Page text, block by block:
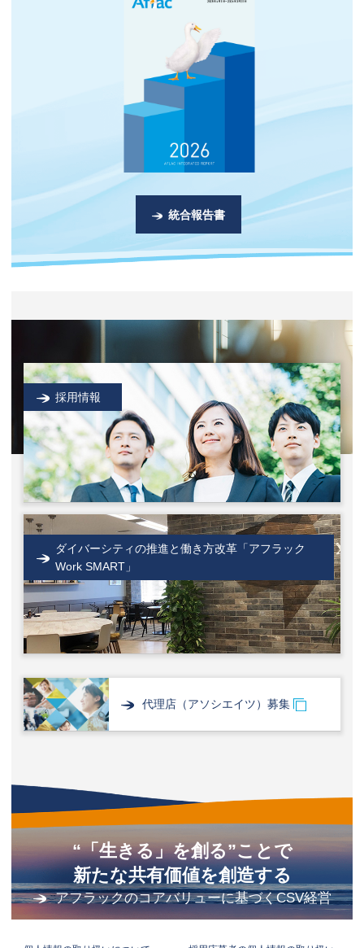
統合報告書
採用情報
ダイバーシティの推進と働き方改革「アフラック
Work SMART」
代理店（アソシエイツ）募集
“「生きる」を創る”ことで
新たな共有価値を創造する
アフラックのコアバリューに基づくCSV経営